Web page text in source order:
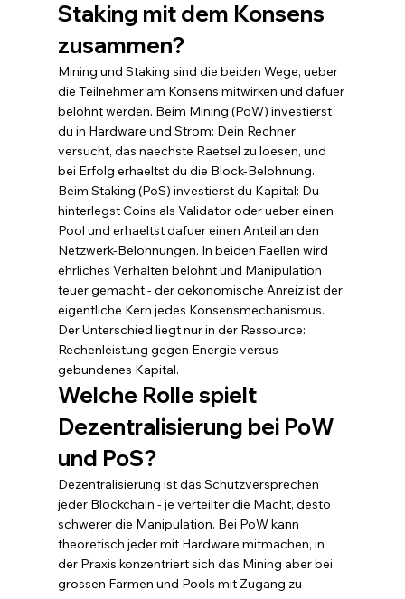
Staking mit dem Konsens
zusammen?
Mining und Staking sind die beiden Wege, ueber
die Teilnehmer am Konsens mitwirken und dafuer
belohnt werden. Beim Mining (PoW) investierst
du in Hardware und Strom: Dein Rechner
versucht, das naechste Raetsel zu loesen, und
bei Erfolg erhaeltst du die Block-Belohnung.
Beim Staking (PoS) investierst du Kapital: Du
hinterlegst Coins als Validator oder ueber einen
Pool und erhaeltst dafuer einen Anteil an den
Netzwerk-Belohnungen. In beiden Faellen wird
ehrliches Verhalten belohnt und Manipulation
teuer gemacht - der oekonomische Anreiz ist der
eigentliche Kern jedes Konsensmechanismus.
Der Unterschied liegt nur in der Ressource:
Rechenleistung gegen Energie versus
gebundenes Kapital.
Welche Rolle spielt
Dezentralisierung bei PoW
und PoS?
Dezentralisierung ist das Schutzversprechen
jeder Blockchain - je verteilter die Macht, desto
schwerer die Manipulation. Bei PoW kann
theoretisch jeder mit Hardware mitmachen, in
der Praxis konzentriert sich das Mining aber bei
grossen Farmen und Pools mit Zugang zu